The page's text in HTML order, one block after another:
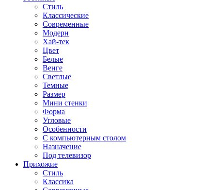
Стиль
Классические
Современные
Модерн
Хай-тек
Цвет
Белые
Венге
Светлые
Темные
Размер
Мини стенки
Форма
Угловые
Особенности
С компьютерным столом
Назначение
Под телевизор
Прихожие
Стиль
Классика